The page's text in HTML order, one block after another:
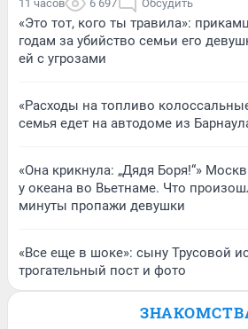
11 часов 6 697 Обсудить
«Это тот, кого ты травила»:
годам за убийство семьи его
ей с угрозами
«Расходы на топливо
семья едет на автодоме из
«Она крикнула: „Дядя Боря!“»
у океана во Вьетнаме. Что
минуты пропажи девушки
«Все еще в шоке»: сыну Трусовой
трогательный пост и фото